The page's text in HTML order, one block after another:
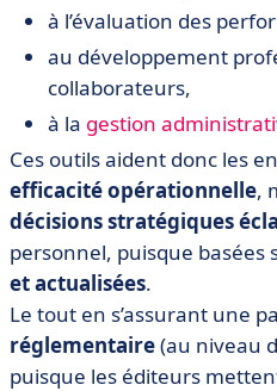
à l’évaluation des
au développement
collaborateurs,
à la gestion
Ces outils aident donc les
efficacité opérationnelle,
décisions stratégiques
personnel, puisque basées
et actualisées.
Le tout en s’assurant une
réglementaire(au niveau
puisque les éditeurs